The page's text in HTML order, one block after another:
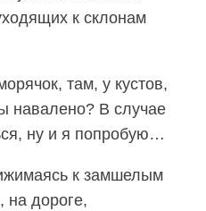
к склонам
там, у кустов,
навалено? В случае
ну и я попробую…
к замшелым
на дороге,